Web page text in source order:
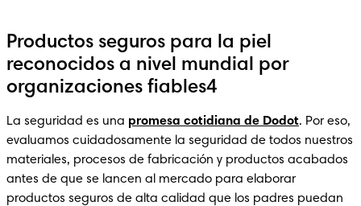
Productos seguros para la piel
reconocidos a nivel mundial por
organizaciones fiables4
La seguridad es una promesa cotidiana de Dodot. Por eso,
evaluamos cuidadosamente la seguridad de todos nuestros
materiales, procesos de fabricación y productos acabados
antes de que se lancen al mercado para elaborar
productos seguros de alta calidad que los padres puedan